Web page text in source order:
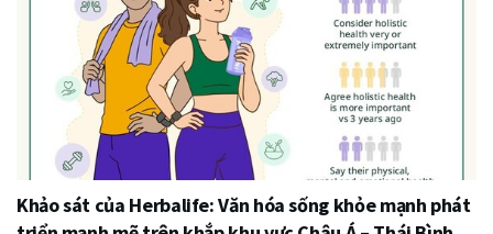
Khảo sát của Herbalife: Văn hóa sống khỏe mạnh phát